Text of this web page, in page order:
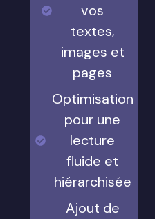
vos
textes,
images et
pages
Optimisation
pour une
lecture
fluide et
hiérarchisée
Ajout de